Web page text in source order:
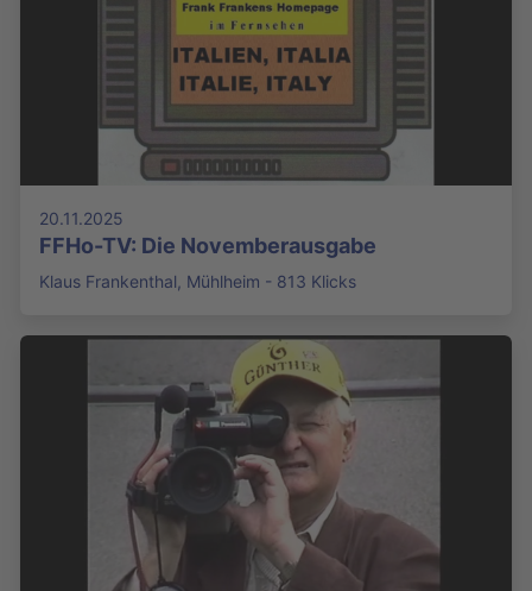
20.11.2025
FFHo-TV: Die Novemberausgabe
Klaus Frankenthal, Mühlheim - 813 Klicks